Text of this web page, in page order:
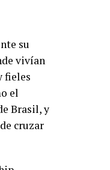
su
vivían
fieles
el
Brasil, y
cruzar